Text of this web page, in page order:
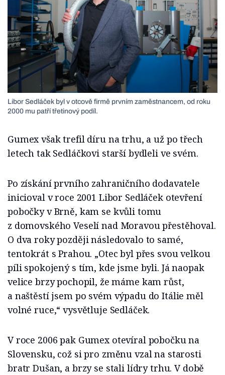
Libor Sedláček byl v otcově firmě prvním zaměstnancem, od roku
2000 mu patří třetinový podíl.
Gumex však trefil díru na trhu, a už po třech
letech tak Sedláčkovi starší bydleli ve svém.
Po získání prvního zahraničního dodavatele
inicioval v roce 2001 Libor Sedláček otevření
pobočky v Brně, kam se kvůli tomu
z domovského Veselí nad Moravou přestěhoval.
O dva roky později následovalo to samé,
tentokrát s Prahou. „Otec byl přes svou velkou
píli spokojený s tím, kde jsme byli. Já naopak
velice brzy pochopil, že máme kam růst,
a naštěstí jsem po svém výpadu do Itálie měl
volné ruce,“ vysvětluje Sedláček.
V roce 2006 pak Gumex otevíral pobočku na
Slovensku, což si pro změnu vzal na starosti
bratr Dušan, a brzy se stali lídry trhu. V době